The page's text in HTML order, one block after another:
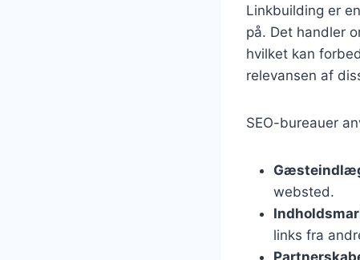
Linkbuilding er
på. Det handler
hvilket kan
relevansen af
SEO-bureauer
websted.
links fra